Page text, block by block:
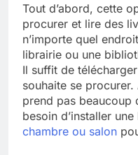
Tout d’abord, cette
procurer et lire des
n’importe quel
librairie ou une
Il suffit de
souhaite se
prend pas beaucoup
besoin d’installer
chambre ou salon